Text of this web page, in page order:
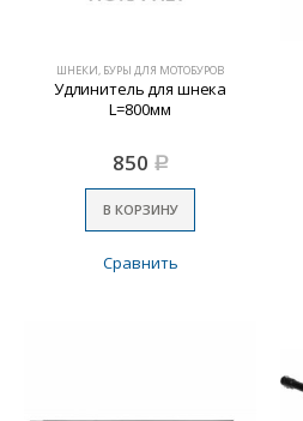
ШНЕКИ, БУРЫ ДЛЯ МОТОБУРОВ
Удлинитель для шнека
L=800мм
850 Р
В КОРЗИНУ
Сравнить